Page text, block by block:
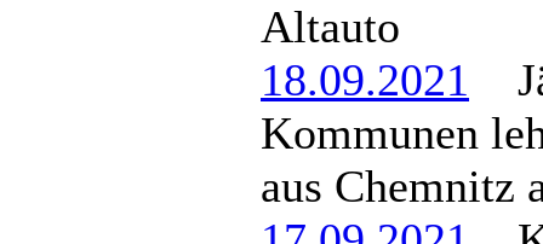
Altauto
18.09.2021
Kommunen
aus Chemnitz